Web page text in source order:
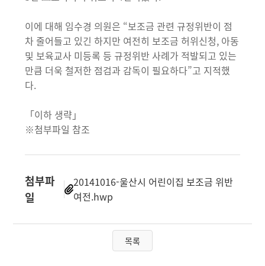
이에 대해 임수경 의원은 “보조금 관련 규정위반이 점
차 줄어들고 있긴 하지만 여전히 보조금 허위신청, 아동
및 보육교사 미등록 등 규정위반 사례가 적발되고 있는
만큼 더욱 철저한 점검과 감독이 필요하다”고 지적했
다.
「이하 생략」
※첨부파일 참조
첨부파
일
20141016-울산시 어린이집 보조금 위반
여전.hwp
목록